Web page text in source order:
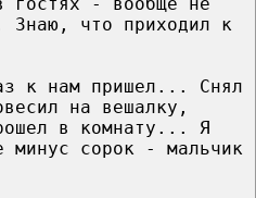
Знаю, что приходил к
к нам пришел... Снял
на вешалку,
в комнату... Я
минус сорок - мальчик